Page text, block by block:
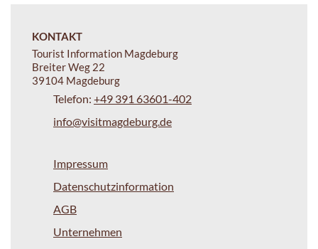
KONTAKT
Tourist Information Magdeburg
Breiter Weg 22
39104 Magdeburg
Telefon: +49 391 63601-402
info@visitmagdeburg.de
Impressum
Datenschutzinformation
AGB
Unternehmen